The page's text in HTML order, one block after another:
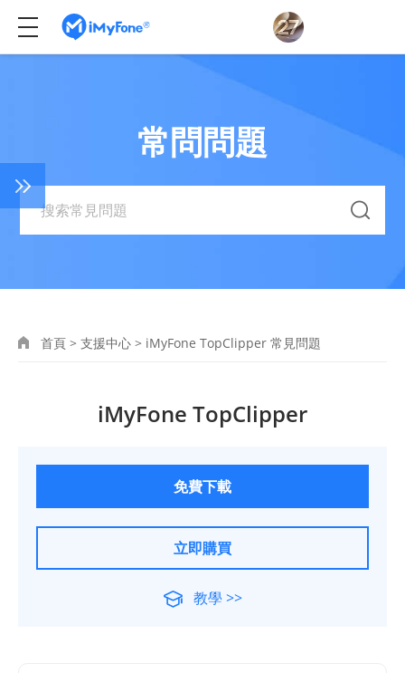
常問問題
首頁 > 支援中心 > iMyFone TopClipper 常見問題
iMyFone TopClipper
免費下載
立即購買
教學 >>